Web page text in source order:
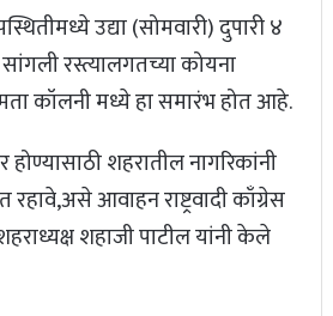
उद्या (सोमवारी) दुपारी ४
रस्त्यालगतच्या कोयना
कॉलनी मध्ये हा समारंभ होत आहे.
होण्यासाठी शहरातील नागरिकांनी
आवाहन राष्ट्रवादी काँग्रेस
शहाजी पाटील यांनी केले